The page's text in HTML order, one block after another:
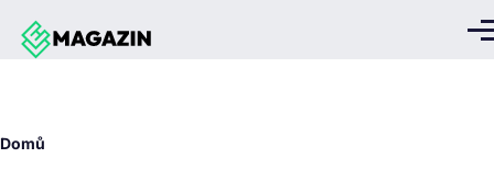
Přejít k hlavnímu obsahu
Domů